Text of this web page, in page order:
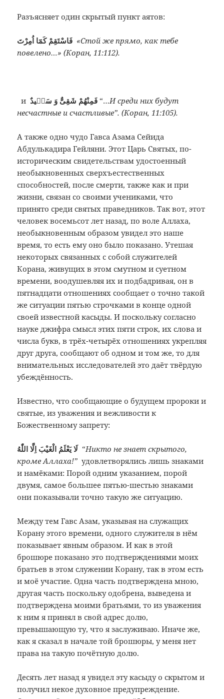
Разъясняет один скрытый пункт аятов:
«Стой же прямо, как тебе
повелено…» (Коран, 11:112).
иفَمِنْهُمْ شَقِىٌّ وَ سَعٖيدٌ “…И среди них будут
несчастные и счастливые”. (Коран, 11:105).
А также одно чудо Гавса Азама Сейида
Абдулькадира Гейляни. Этот Царь Святых, по-
историческим свидетельствам удостоенный
необыкновенных сверхъестественных
способностей, после смерти, также как и при
жизни, связан со своими учениками, что
принято среди святых праведников. Так вот, этот
человек восемьсот лет назад, по воле Аллаха,
необыкновенным образом увидел это наше
время, то есть ему оно было показано. Утешая
некоторых связанных с собой служителей
Корана, живущих в этом смутном и суетном
времени, воодушевляя их и подбадривая, он в
пятнадцати отношениях сообщает о точно такой
же ситуации пятью строчками в конце одной
своей известной касыды. И поскольку согласно
науке джифра смысл этих пяти строк, их слова и
числа букв, в трёх-четырёх отношениях укрепляя
друг друга, сообщают об одном и том же, то для
внимательных исследователей это даёт твёрдую
убеждённость.
Известно, что сообщающие о будущем пророки и
святые, из уважения и вежливости к
Божественному запрету:
لَا يَعْلَمُ الْغَيْبَ اِلَّا اللّٰهُ “Никто не знает скрытого,
кроме Аллаха!”удовлетворялись лишь знаками
и намёками: Порой одним указанием, порой
двумя, самое большее пятью-шестью знаками
они показывали точно такую же ситуацию.
Между тем Гавс Азам, указывая на служащих
Корану этого времени, одного служителя в нём
показывает явным образом. И как в этой
брошюре показано это подтверждениями моих
братьев в этом служении Корану, так в этом есть
и моё участие. Одна часть подтверждена мною,
другая часть поскольку одобрена, выведена и
подтверждена моими братьями, то из уважения
к ним я принял в свой адрес долю,
превышающую ту, что я заслуживаю. Иначе же,
как я сказал в начале той брошюры, у меня нет
права на такую почётную долю.
Десять лет назад я увидел эту касыду о скрытом и
получил некое духовное предупреждение.